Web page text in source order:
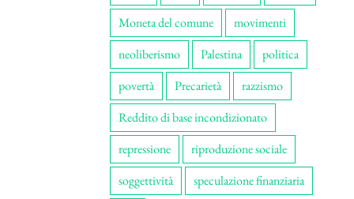
Moneta del comune
movimenti
neoliberismo
Palestina
politica
povertà
Precarietà
razzismo
Reddito di base incondizionato
repressione
riproduzione sociale
soggettività
speculazione finanziaria